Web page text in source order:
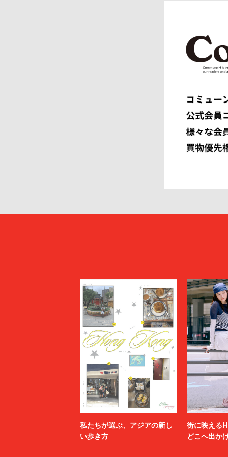
私たちが選ぶ、アジアの新し
い歩き方
街に映える
どこへ出か